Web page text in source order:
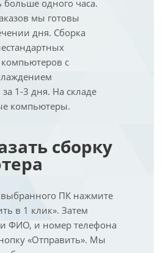
больше одного часа.
мы готовы
дня. Сборка
с
за 1-3 дня. На складе
компьютеры.
сборку
выбранного ПК нажмите
в 1 клик». Затем
ФИО, и номер телефона
«Отправить». Мы